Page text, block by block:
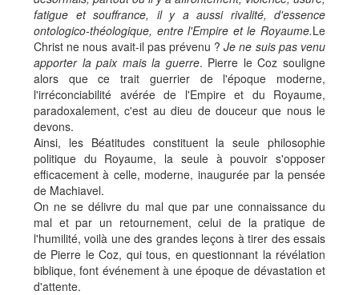
fatigue et souffrance, il y a aussi rivalité, d'essence
ontologico-théologique, entre l'Empire et le Royaume.Le
Christ ne nous avait-il pas prévenu ?Je ne suis pas venu
apporter la paix mais la guerre. Pierre le Coz souligne
alors que ce trait guerrier de l'époque moderne,
l'irréconciabilité avérée de l'Empire et du Royaume,
paradoxalement, c'est au dieu de douceur que nous le
devons.
Ainsi, les Béatitudes constituent la seule philosophie
politique du Royaume, la seule à pouvoir s'opposer
efficacement à celle, moderne, inaugurée par la pensée
de Machiavel.
On ne se délivre du mal que par une connaissance du
mal et par un retournement, celui de la pratique de
l'humilité, voilà une des grandes leçons à tirer des essais
de Pierre le Coz, qui tous, en questionnant la révélation
biblique, font événement à une époque de dévastation et
d'attente.